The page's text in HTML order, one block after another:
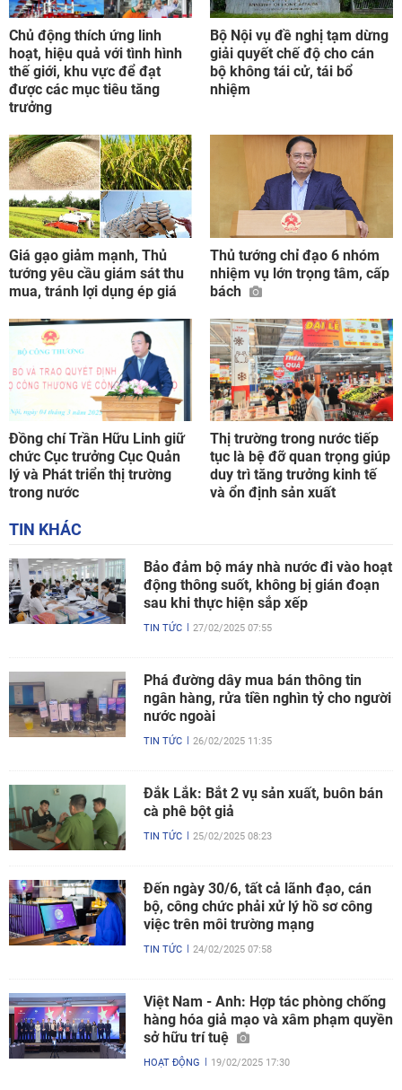
Chủ động thích ứng linh
hoạt, hiệu quả với tình hình
thế giới, khu vực để đạt
được các mục tiêu tăng
trưởng
Bộ Nội vụ đề nghị tạm dừng
giải quyết chế độ cho cán
bộ không tái cử, tái bổ
nhiệm
Giá gạo giảm mạnh, Thủ
tướng yêu cầu giám sát thu
mua, tránh lợi dụng ép giá
Thủ tướng chỉ đạo 6 nhóm
nhiệm vụ lớn trọng tâm, cấp
bách
Đồng chí Trần Hữu Linh giữ
chức Cục trưởng Cục Quản
lý và Phát triển thị trường
trong nước
Thị trường trong nước tiếp
tục là bệ đỡ quan trọng giúp
duy trì tăng trưởng kinh tế
và ổn định sản xuất
TIN KHÁC
Bảo đảm bộ máy nhà nước đi vào hoạt
động thông suốt, không bị gián đoạn
sau khi thực hiện sắp xếp
TIN TỨC 27/02/2025 07:55
Phá đường dây mua bán thông tin
ngân hàng, rửa tiền nghìn tỷ cho người
nước ngoài
TIN TỨC 26/02/2025 11:35
Đắk Lắk: Bắt 2 vụ sản xuất, buôn bán
cà phê bột giả
TIN TỨC 25/02/2025 08:23
Đến ngày 30/6, tất cả lãnh đạo, cán
bộ, công chức phải xử lý hồ sơ công
việc trên môi trường mạng
TIN TỨC 24/02/2025 07:58
Việt Nam - Anh: Hợp tác phòng chống
hàng hóa giả mạo và xâm phạm quyền
sở hữu trí tuệ
HOẠT ĐỘNG 19/02/2025 17:30